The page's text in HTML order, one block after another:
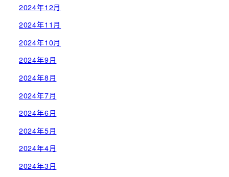
2024年12月
2024年11月
2024年10月
2024年9月
2024年8月
2024年7月
2024年6月
2024年5月
2024年4月
2024年3月